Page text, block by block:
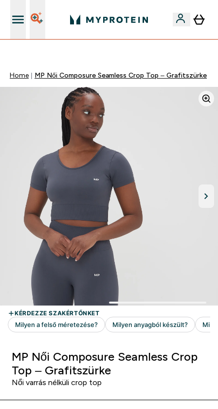
Home MP Női Composure Seamless Crop Top – Grafitszürke
MP Női Composure Seamless Crop
Top – Grafitszürke
Női varrás nélküli crop top